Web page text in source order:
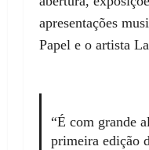
apresentações
Papel e o artista
“É com grande
primeira edição